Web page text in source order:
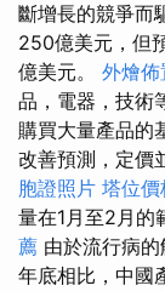
斷增長的競爭而
250億美元，但
億美元。 外燴佈
品，電器，技術
購買大量產品的
改善預測，定價
胞證照片 塔位價
量在1月至2月的
薦 由於流行病
年底相比，中國